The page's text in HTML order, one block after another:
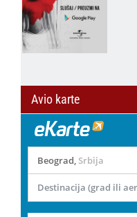
Avio karte
Beograd, Srbija
Destinacija (grad ili